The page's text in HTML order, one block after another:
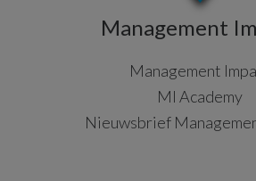
Management
Management
MI Academy
Nieuwsbrief